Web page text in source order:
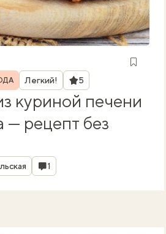
Легкий! Рейтинг
5
куриной печени
— рецепт без
Комментарии
1